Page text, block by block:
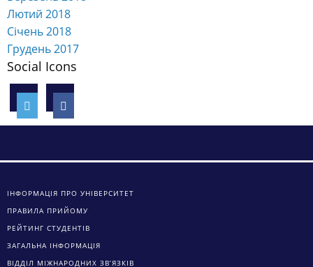
Січень 2019
Грудень 2018
Листопад 2018
Жовтень 2018
Серпень 2018
Липень 2018
Квітень 2018
Лютий 2018
Січень 2018
Грудень 2017
Social Icons